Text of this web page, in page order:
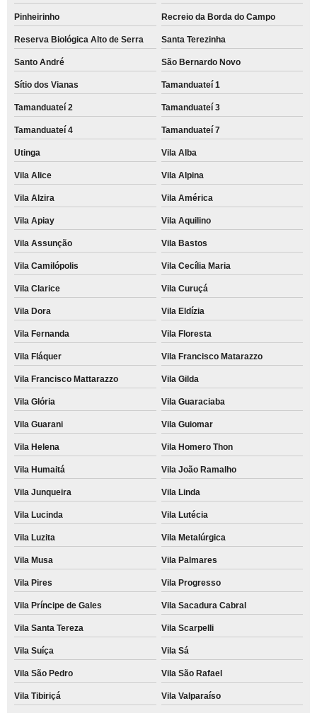
Pinheirinho Recreio da Borda do Campo
Reserva Biológica Alto de Serra Santa Terezinha
Santo André São Bernardo Novo
Sítio dos Vianas Tamanduateí 1
Tamanduateí 2 Tamanduateí 3
Tamanduateí 4 Tamanduateí 7
Utinga Vila Alba
Vila Alice Vila Alpina
Vila Alzira Vila América
Vila Apiay Vila Aquilino
Vila Assunção Vila Bastos
Vila Camilópolis Vila Cecília Maria
Vila Clarice Vila Curuçá
Vila Dora Vila Eldízia
Vila Fernanda Vila Floresta
Vila Fláquer Vila Francisco Matarazzo
Vila Francisco Mattarazzo Vila Gilda
Vila Glória Vila Guaraciaba
Vila Guarani Vila Guiomar
Vila Helena Vila Homero Thon
Vila Humaitá Vila João Ramalho
Vila Junqueira Vila Linda
Vila Lucinda Vila Lutécia
Vila Luzita Vila Metalúrgica
Vila Musa Vila Palmares
Vila Pires Vila Progresso
Vila Príncipe de Gales Vila Sacadura Cabral
Vila Santa Tereza Vila Scarpelli
Vila Suíça Vila Sá
Vila São Pedro Vila São Rafael
Vila Tibiriçá Vila Valparaíso